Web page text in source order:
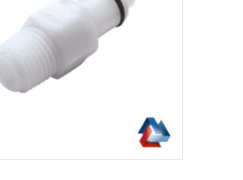
IN DEN WARENKORB